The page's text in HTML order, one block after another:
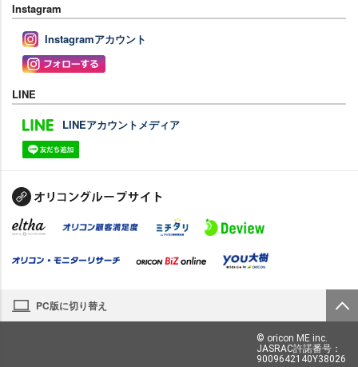
Instagram
Instagramアカウント
LINE
LINEアカウントメディア
PC版に切り替え
© oricon ME inc.
JASRAC許諾番号：
9009642140Y38026